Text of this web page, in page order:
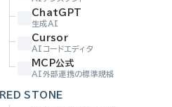
ChatGPT
生成AI
Cursor
AIコードエディタ
MCP公式
AI外部連携の標準規格
RED STONE